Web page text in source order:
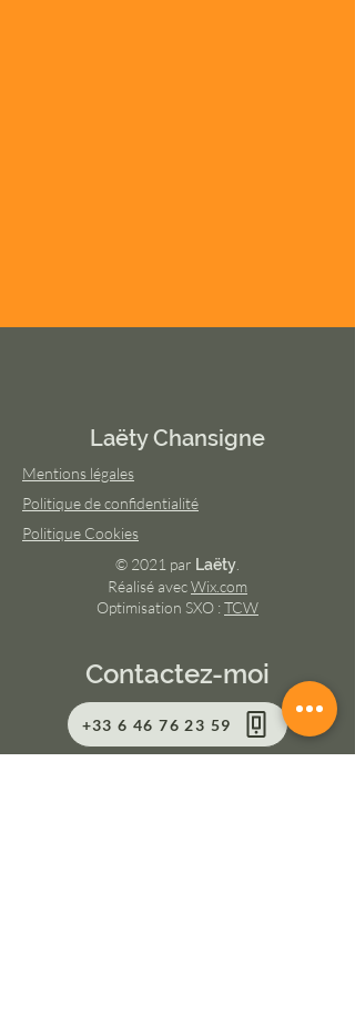
Laëty Chansigne
Mentions légales
Politique de confidentialité
Politique Cookies
© 2021 par Laëty
Réalisé avecWix.com
Optimisation SXO : TCW
Contactez-moi
+33 6 46 76 23 59